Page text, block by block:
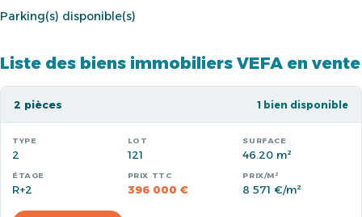
Parking(s) disponible(s)
Liste des biens immobiliers VEFA en vente
2 pièces 1 bien disponible
2 121 46.20 m²
R+2 396 000 € 8 571 €/m²